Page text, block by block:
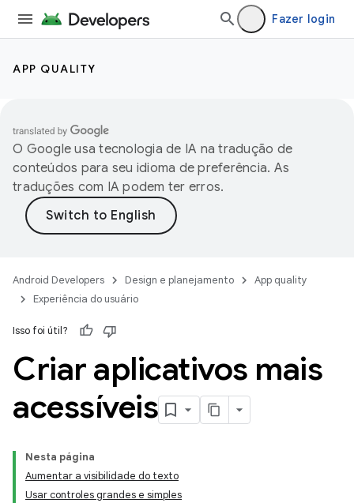
Fazer login
APP QUALITY
O Google usa tecnologia de IA na tradução de
conteúdos para seu idioma de preferência. As
traduções com IA podem ter erros.
Android Developers Design e planejamento
App quality
Experiência do usuário
Isso foi útil?
Criar aplicativos mais
acessíveis
Nesta página
Aumentar a visibilidade do texto
Usar controles grandes e simples